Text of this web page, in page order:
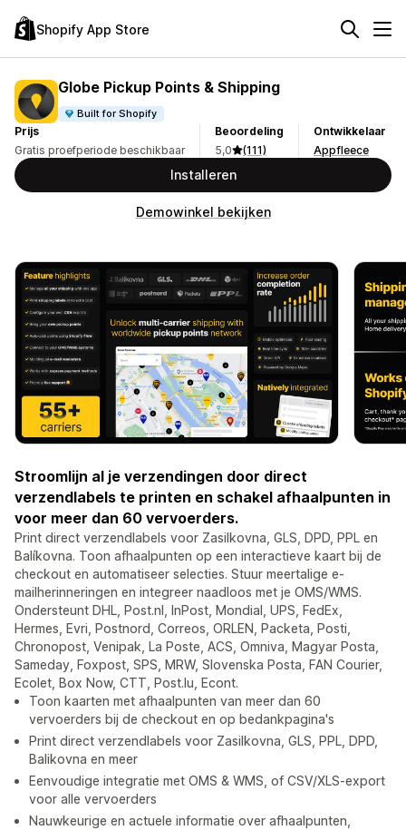
Shopify App Store
Globe Pickup Points & Shipping
Built for Shopify
Prijs
Gratis proefperiode beschikbaar
Beoordeling
5,0
(111)
Ontwikkelaar
Appfleece
Installeren
Demowinkel bekijken
Stroomlijn al je verzendingen door direct
verzendlabels te printen en schakel afhaalpunten in
voor meer dan 60 vervoerders.
Print direct verzendlabels voor Zasilkovna, GLS, DPD, PPL en
Balíkovna. Toon afhaalpunten op een interactieve kaart bij de
checkout en automatiseer selecties. Stuur meertalige e-
mailherinneringen en integreer naadloos met je OMS/WMS.
Ondersteunt DHL, Post.nl, InPost, Mondial, UPS, FedEx,
Hermes, Evri, Postnord, Correos, ORLEN, Packeta, Posti,
Chronopost, Venipak, La Poste, ACS, Omniva, Magyar Posta,
Sameday, Foxpost, SPS, MRW, Slovenska Posta, FAN Courier,
Ecolet, Box Now, CTT, Post.lu, Econt.
Toon kaarten met afhaalpunten van meer dan 60
vervoerders bij de checkout en op bedankpagina's
Print direct verzendlabels voor Zasilkovna, GLS, PPL, DPD,
Balikovna en meer
Eenvoudige integratie met OMS & WMS, of CSV/XLS-export
voor alle vervoerders
Nauwkeurige en actuele informatie over afhaalpunten,